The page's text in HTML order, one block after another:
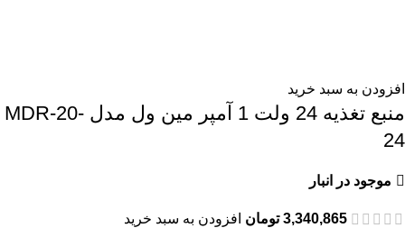
افزودن به سبد خرید
منبع تغذیه 24 ولت 1 آمپر مین ول مدل MDR-20-
24
موجود در انبار
3,340,865 تومان افزودن به سبد خرید